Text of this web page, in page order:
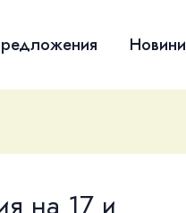
Новини